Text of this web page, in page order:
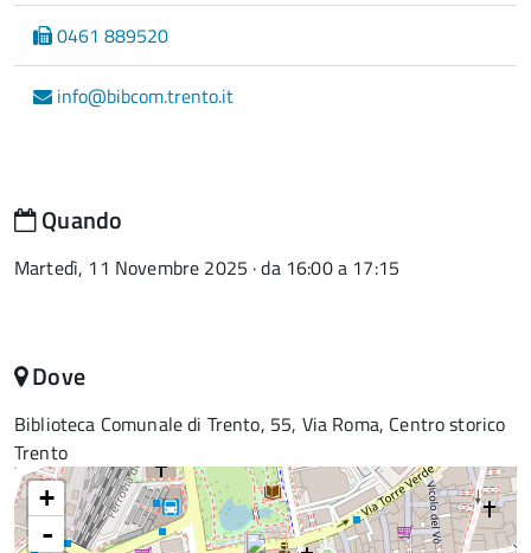
0461 889520
info@bibcom.trento.it
Quando
Martedì, 11 Novembre 2025 · da 16:00 a 17:15
Dove
Biblioteca Comunale di Trento, 55, Via Roma, Centro storico
Trento
+
-